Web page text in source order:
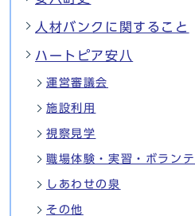
人材バンクに関すること
ハートピア安八
運営審議会
施設利用
視察見学
職場体験・実習・ボラン
しあわせの泉
その他